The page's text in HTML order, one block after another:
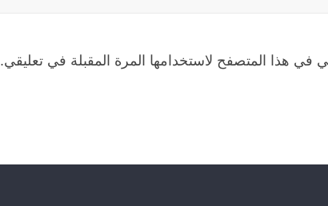
في هذا المتصفح لاستخدامها المرة المقبلة في تعليقي.